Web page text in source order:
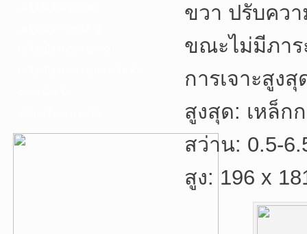
ขวา ปรับควา
ขณะไม่มีภาร
การเจาะสูง
สูงสุด: เหล็ก
สว่าน: 0.5-
สูง: 196 x